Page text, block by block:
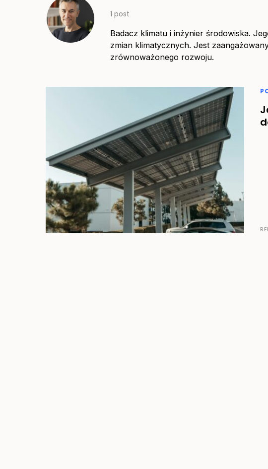
1 post
Badacz klimatu i inżynier środowiska.
zmian klimatycznych. Jest
zrównoważonego rozwoju.